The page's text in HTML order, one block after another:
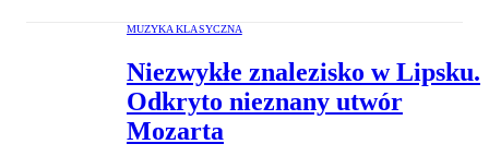
MUZYKA KLASYCZNA
Niezwykłe znalezisko w Lipsku.
Odkryto nieznany utwór
Mozarta